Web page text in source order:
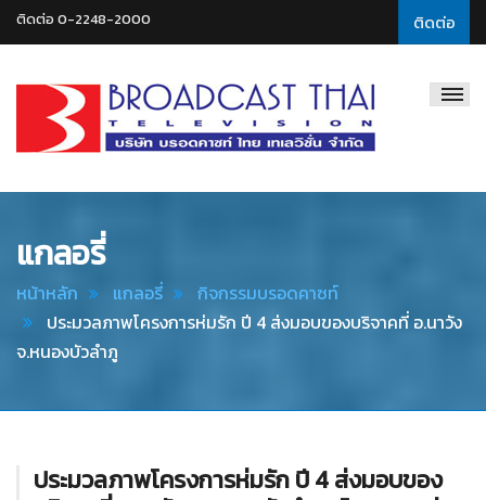
ติดต่อ
ติดต่อ 0-2248-2000
Thai
แกลอรี่
หน้าหลัก แกลอรี่
กิจกรรมบรอดคาซท์
ประมวลภาพโครงการห่มรัก ปี 4 ส่งมอบของบริจาคที่ อ.นาวัง
จ.หนองบัวลำภู
ประมวลภาพโครงการห่มรัก ปี 4 ส่งมอบของ